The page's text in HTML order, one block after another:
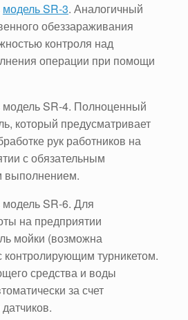
модель SR-3. Аналогичный
обеззараживания
контроля над
операции при помощи
SR-4. Полноценный
который предусматривает
рук работников на
с обязательным
выполнением.
SR-6. Для
на предприятии
мойки (возможна
контролирующим турникетом.
средства и воды
за счет